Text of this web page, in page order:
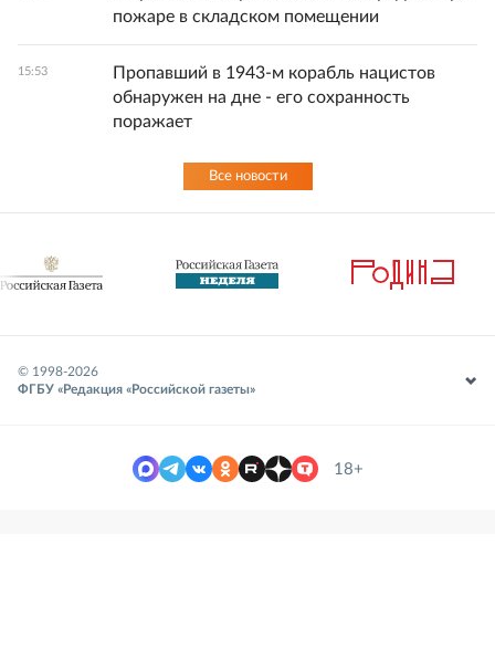
пожаре в складском помещении
15:53
Пропавший в 1943-м корабль нацистов
обнаружен на дне - его сохранность
поражает
Все новости
© 1998-2026
ФГБУ «Редакция «Российской газеты»
18+